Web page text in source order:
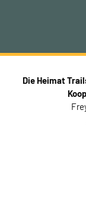
Die Heimat